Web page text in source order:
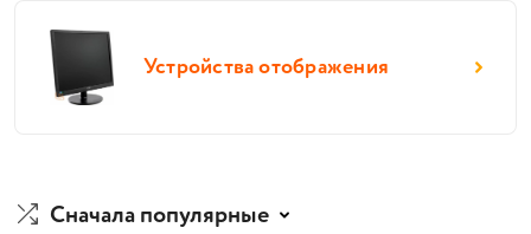
Устройства отображения
Сначала популярные